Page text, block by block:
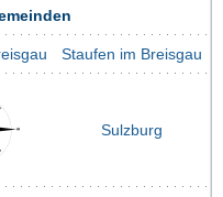
Staufen im Breisgau
Sulzburg